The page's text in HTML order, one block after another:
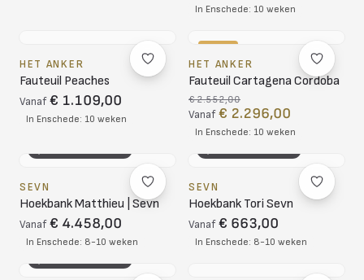
In Enschede: 10 weken
HET ANKER
Fauteuil Peaches
Vanaf € 1.109,00
In Enschede: 10 weken
HET ANKER
Fauteuil Cartagena Cordoba
€ 2.552,00
Vanaf € 2.296,00
In Enschede: 10 weken
SEVN
Hoekbank Matthieu | Sevn
Vanaf € 4.458,00
In Enschede: 8-10 weken
SEVN
Hoekbank Tori Sevn
Vanaf € 663,00
In Enschede: 8-10 weken